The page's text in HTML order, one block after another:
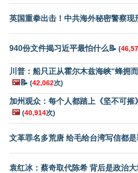
英国重拳出击！中共海外秘密警察现
940份文件揭习近平最怕什么📝 (
川普：船只正从霍尔木兹海峡“蜂拥
🖼️📝 (42,062次)
加州观众：每个人都踏上《坚不可摧
🖼️ (40,914次)
文革罪名多荒唐 给毛给台湾写信都是
袁红冰：蔡奇取代陈希 背后是政治